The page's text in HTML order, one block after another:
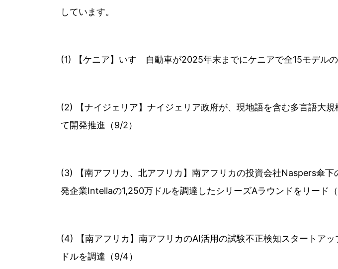
しています。
(1) 【ケニア】いすゞ自動車が2025年末までにケニアで全15モデル
(2) 【ナイジェリア】ナイジェリア政府が、現地語を含む多言語大
て開発推進（9/2）
(3) 【南アフリカ、北アフリカ】南アフリカの投資会社Naspers傘
発企業Intellaの1,250万ドルを調達したシリーズAラウンドをリード（
(4) 【南アフリカ】南アフリカのAI活用の試験不正検知スタートア
ドルを調達（9/4）